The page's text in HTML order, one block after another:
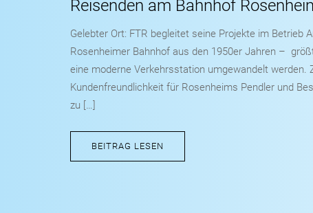
Reisenden am Bahnhof
Gelebter Ort: FTR begleitet seine Projekte im Betrieb
Rosenheimer Bahnhof aus den 1950er Jahren –
eine moderne Verkehrsstation umgewandelt werden.
Kundenfreundlichkeit für Rosenheims Pendler und
zu […]
BEITRAG LESEN